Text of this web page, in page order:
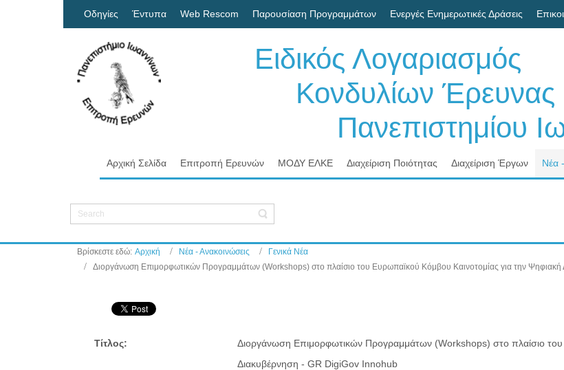
Οδηγίες Έντυπα Web Rescom Παρουσίαση Προγραμμάτων Ενεργές Ενημερωτικές Δράσεις
Ειδικός Λογαριασμός
Κονδυλίων Έρευνας
Πανεπιστημίου
Αρχική Σελίδα Επιτροπή Ερευνών ΜΟΔΥ ΕΛΚΕ Διαχείριση Ποιότητας Διαχείριση Έργων Νέα
Βρίσκεστε εδώ: Αρχική Νέα - Ανακοινώσεις
Γενικά Νέα
Διοργάνωση Επιμορφωτικών Προγραμμάτων (Workshops) στο πλαίσιο του Ευρωπαϊκού Κόμβου Καινοτομίας για την
Τίτλος:
Διοργάνωση Επιμορφωτικών Προγραμμάτων (Workshops) στο πλαίσιο
Διακυβέρνηση - GR DigiGov Innohub